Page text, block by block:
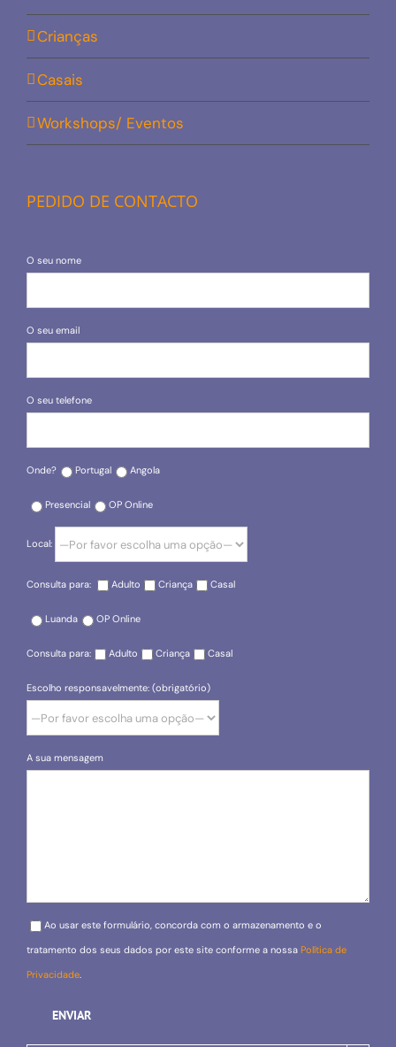
Crianças
Casais
Workshops/ Eventos
PEDIDO DE CONTACTO
O seu nome
O seu email
O seu telefone
Onde? Portugal Angola
Presencial OP Online
Local:
Consulta para: Adulto Criança Casal
Luanda OP Online
Consulta para: Adulto Criança Casal
Escolho responsavelmente: (obrigatório)
A sua mensagem
Please leave this field empty.
Ao usar este formulário, concorda com o armazenamento e o
tratamento dos seus dados por este site conforme a nossa Política de
Privacidade.